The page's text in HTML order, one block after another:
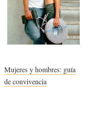
Mujeres y hombres: guía
de convivencia